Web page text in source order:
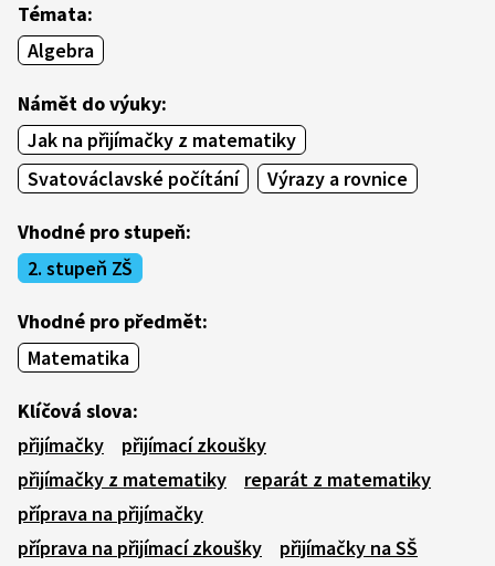
Témata:
Algebra
Námět do výuky:
Jak na přijímačky z matematiky
Svatováclavské počítání
Výrazy a rovnice
Vhodné pro stupeň:
2. stupeň ZŠ
Vhodné pro předmět:
Matematika
Klíčová slova:
přijímačky
přijímací zkoušky
přijímačky z matematiky
reparát z matematiky
příprava na přijímačky
příprava na přijímací zkoušky
přijímačky na SŠ